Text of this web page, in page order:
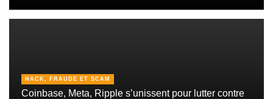
HACK, FRAUDE ET SCAM
Coinbase, Meta, Ripple s’unissent pour lutter contre